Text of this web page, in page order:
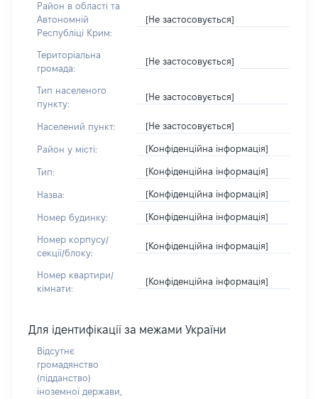
Район в області та
Автономній
Республіці Крим:
[Не застосовується]
Територіальна
громада:
[Не застосовується]
Тип населеного
пункту:
[Не застосовується]
Населений пункт: [Не застосовується]
Район у місті: [Конфіденційна інформація]
Тип: [Конфіденційна інформація]
Назва: [Конфіденційна інформація]
Номер будинку: [Конфіденційна інформація]
Номер корпусу/
секції/блоку:
[Конфіденційна інформація]
Номер квартири/
кімнати:
[Конфіденційна інформація]
Для ідентифікації за межами України
Відсутнє
громадянство
(підданство)
іноземної держави,